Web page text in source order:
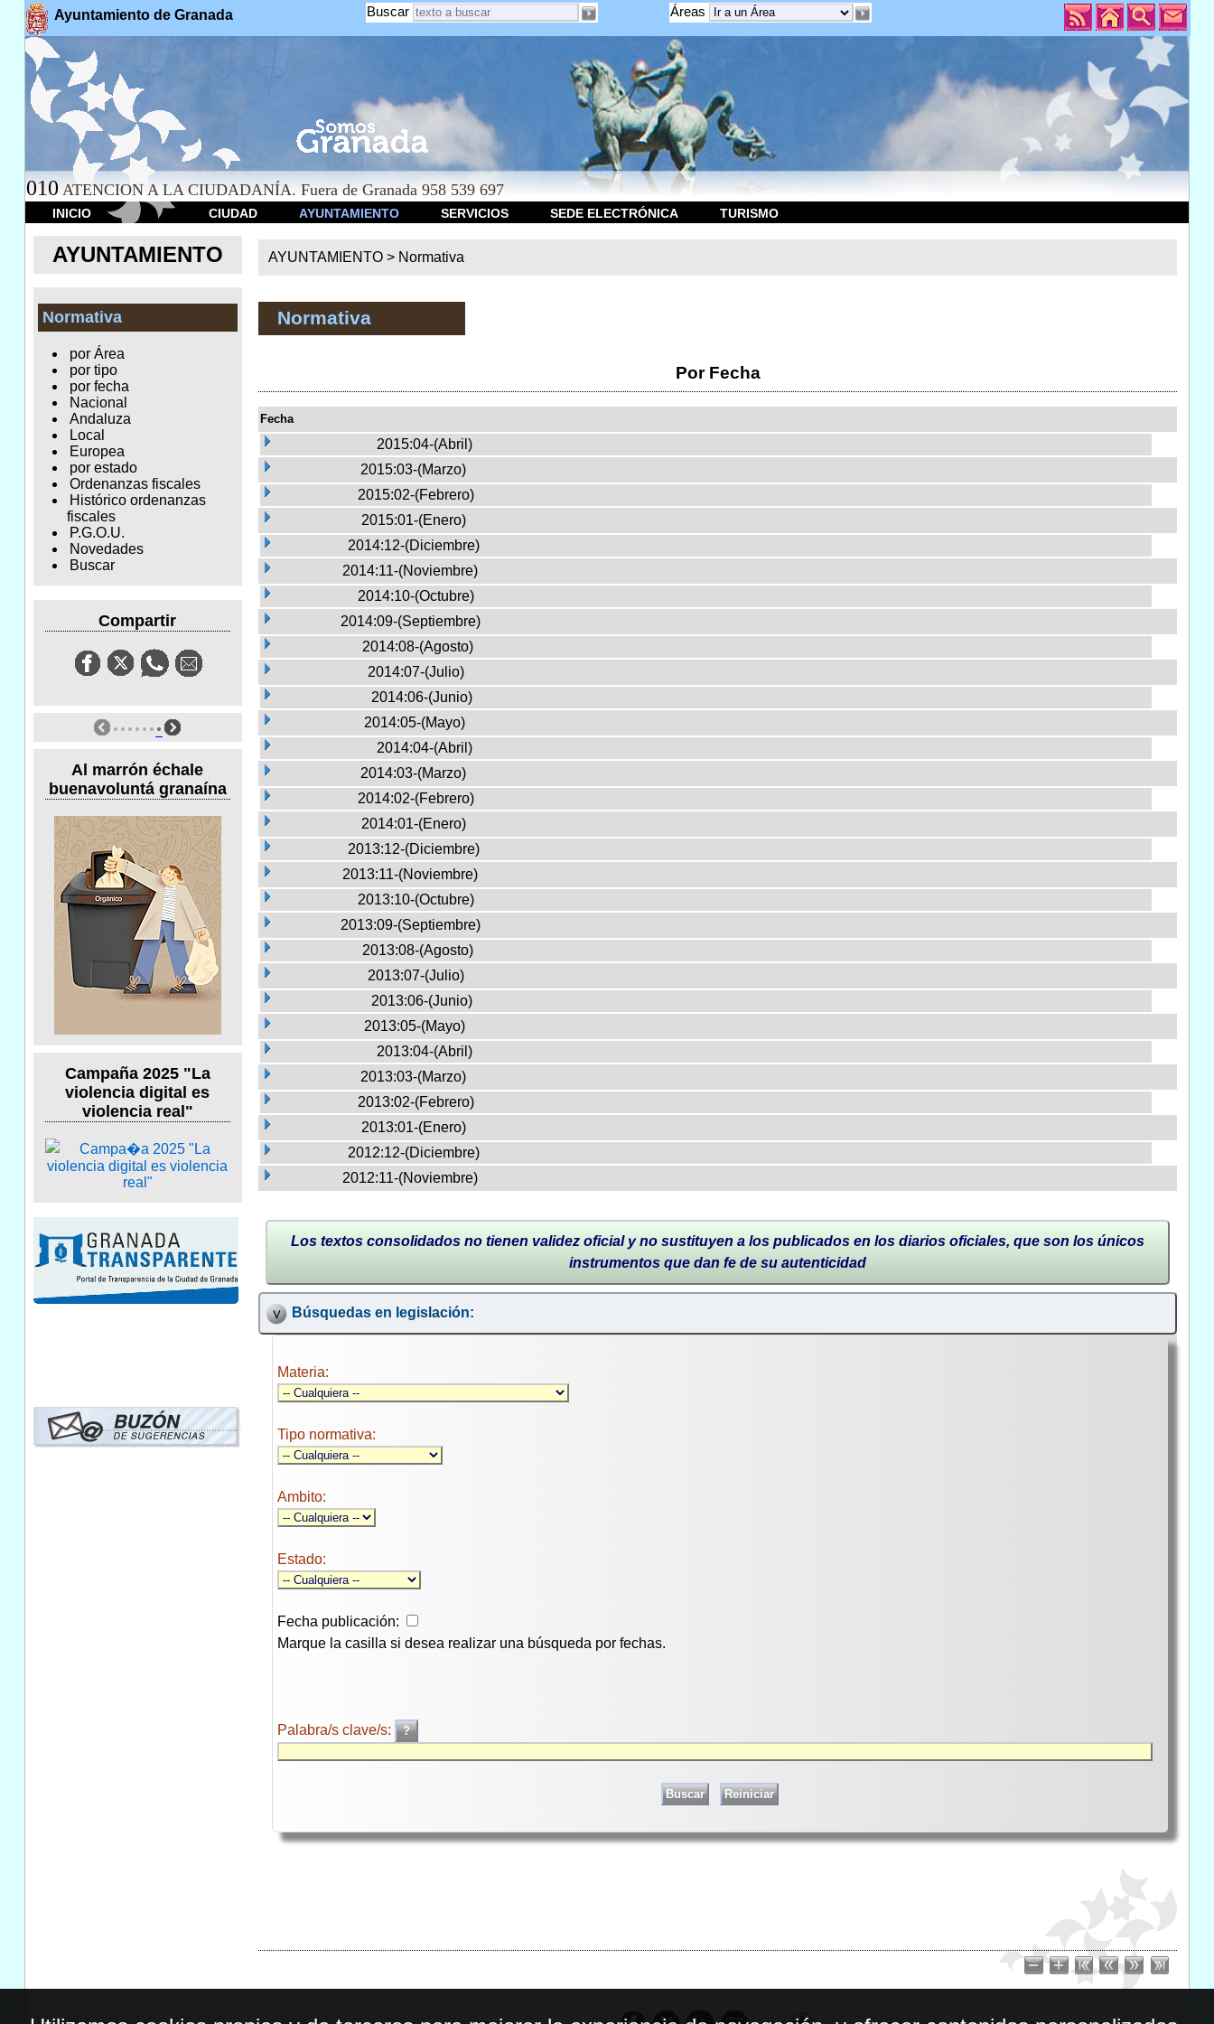
Ayuntamiento de Granada Áreas
Buscar
010 ATENCION A LA CIUDADANÍA. Fuera de Granada 958 539 697
INICIO CIUDAD AYUNTAMIENTO SERVICIOS SEDE ELECTRÓNICA TURISMO
AYUNTAMIENTO
Normativa
por Área
por tipo
por fecha
Nacional
Andaluza
Local
Europea
por estado
Ordenanzas fiscales
Histórico ordenanzas
fiscales
P.G.O.U.
Novedades
Buscar
Compartir
Al marrón échale
buenavoluntá granaína
Campaña 2025 "La
violencia digital es
violencia real"
AYUNTAMIENTO > Normativa
Normativa
Por Fecha
Fecha
2015:04-(Abril)
2015:03-(Marzo)
2015:02-(Febrero)
2015:01-(Enero)
2014:12-(Diciembre)
2014:11-(Noviembre)
2014:10-(Octubre)
2014:09-(Septiembre)
2014:08-(Agosto)
2014:07-(Julio)
2014:06-(Junio)
2014:05-(Mayo)
2014:04-(Abril)
2014:03-(Marzo)
2014:02-(Febrero)
2014:01-(Enero)
2013:12-(Diciembre)
2013:11-(Noviembre)
2013:10-(Octubre)
2013:09-(Septiembre)
2013:08-(Agosto)
2013:07-(Julio)
2013:06-(Junio)
2013:05-(Mayo)
2013:04-(Abril)
2013:03-(Marzo)
2013:02-(Febrero)
2013:01-(Enero)
2012:12-(Diciembre)
2012:11-(Noviembre)
Los textos consolidados no tienen validez oficial y no sustituyen a los publicados en los diarios oficiales, que son los únicos
instrumentos que dan fe de su autenticidad
Búsquedas en legislación:
Materia:
Tipo normativa:
Ambito:
Estado:
Fecha publicación:
Marque la casilla si desea realizar una búsqueda por fechas.
Palabra/s clave/s: